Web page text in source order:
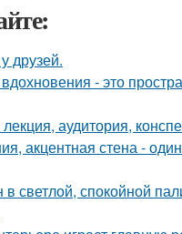
друзей.
- это
аудитория,
акцентная стена -
спокойной